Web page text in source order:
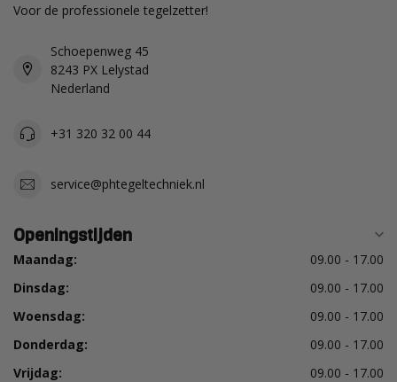
Voor de professionele tegelzetter!
Schoepenweg 45
8243 PX Lelystad
Nederland
+31 320 32 00 44
service@phtegeltechniek.nl
Openingstijden
Maandag:
09.00 - 17.00
Dinsdag:
09.00 - 17.00
Woensdag:
09.00 - 17.00
Donderdag:
09.00 - 17.00
Vrijdag:
09.00 - 17.00